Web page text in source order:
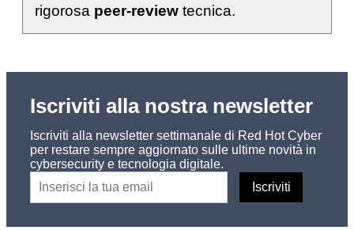
rigorosa peer-review tecnica.
Iscriviti alla nostra newsletter
Iscriviti alla newsletter settimanale di Red Hot Cyber
per restare sempre aggiornato sulle ultime novità in
cybersecurity e tecnologia digitale.